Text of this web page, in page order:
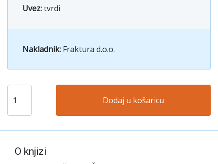
Uvez:tvrdi
Nakladnik: Fraktura d.o.o.
Dodaj u košaricu
O knjizi